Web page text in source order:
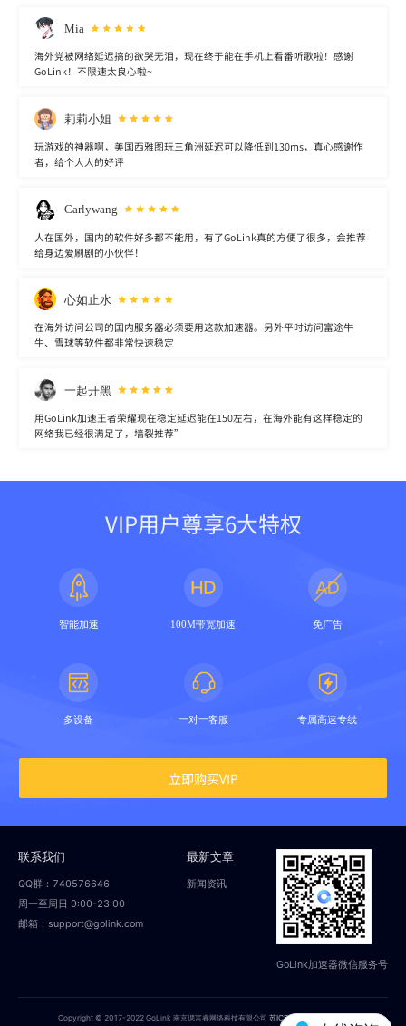
Mia
海外党被网络延迟搞的欲哭无泪，现在终于能在手机上看番听歌啦！感谢
GoLink！不限速太良心啦~
莉莉小姐
玩游戏的神器啊，美国西雅图玩三角洲延迟可以降低到130ms，真心感谢作
者，给个大大的好评
Carlywang
人在国外，国内的软件好多都不能用，有了GoLink真的方便了很多，会推荐
给身边爱刷剧的小伙伴！
心如止水
在海外访问公司的国内服务器必须要用这款加速器。另外平时访问富途牛
牛、雪球等软件都非常快速稳定
一起开黑
用GoLink加速王者荣耀现在稳定延迟能在150左右，在海外能有这样稳定的
网络我已经很满足了，墙裂推荐”
VIP用户尊享6大特权
智能加速 100M带宽加速 免广告
多设备 一对一客服 专属高速专线
立即购买VIP
联系我们
QQ群：740576646
周一至周日 9:00-23:00
邮箱：support@golink.com
最新文章
新闻资讯
GoLink加速器微信服务号
Copyright © 2017-2022 GoLink 南京偲言睿网络科技有限公司苏ICP备18014251号-2